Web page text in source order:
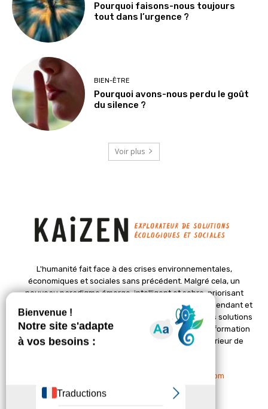
Pourquoi faisons-nous toujours
tout dans l’urgence ?
BIEN-ÊTRE
Pourquoi avons-nous perdu le goût
du silence ?
Voir plus
L'humanité fait face à des crises environnementales,
économiques et sociales sans précédent. Malgré cela, un
nouveau paradigme émerge, intelligent et sobre, priorisant
l'épanouissement de la vie. Le magazine Kaizen, indépendant et
positif, met en lumière des initiatives pionnières et des solutions
créatives pour un avenir meilleur. Il croit en une transformation
profonde des sociétés grâce à un changement intérieur de
contact@kaizen-magazine.com